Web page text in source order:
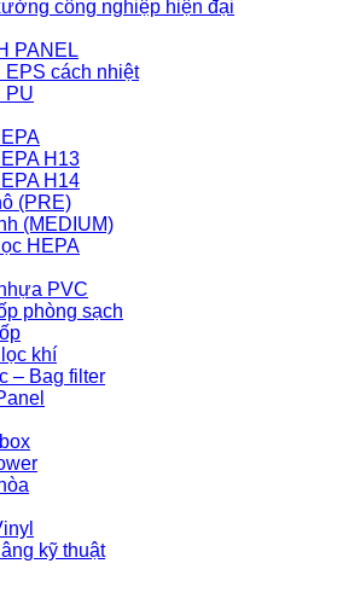
công nghiệp hiện đại
PANEL
EPS cách nhiệt
PU
H13
H14
(PRE)
(MEDIUM)
HEPA
PVC
phòng sạch
khí
– Bag filter
kỹ thuật